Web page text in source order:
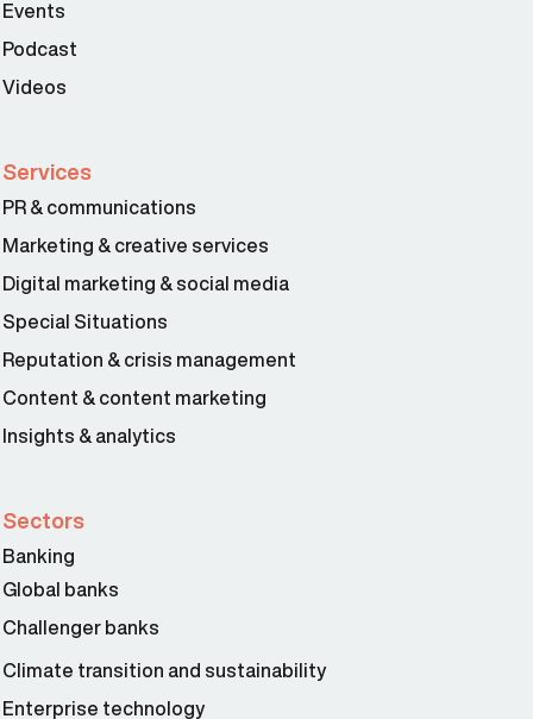
Events
Podcast
Videos
Services
PR & communications
Marketing & creative services
Digital marketing & social media
Special Situations
Reputation & crisis management
Content & content marketing
Insights & analytics
Sectors
Banking
Global banks
Challenger banks
Climate transition and sustainability
Enterprise technology